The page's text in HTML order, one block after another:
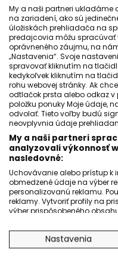
My a naši partneri
na zariadení, ako sú
úložiskách prehliadača na
predajcovia môžu spracúvať
oprávneného záujmu, na
„Nastavenia“. Svoje
spravovať kliknutím na
kedykoľvek kliknutím na
rohu webovej stránky. Ak
odtlačok prsta alebo odkaz v
položku ponuky Moje údaje,
odvolať. Tieto voľby budú
neovplyvnia údaje
My a naši partneri
analyzovali výkonnosť
nasledovné:
Uchovávanie alebo prístup k
obmedzené údaje na výber
personalizovanú reklamu.
reklamy. Vytvoriť profily na
výber prispôsobeného
štatistík alebo spájania
zlepšovanie služieb. Použitie
obsahu.
Nastavenia